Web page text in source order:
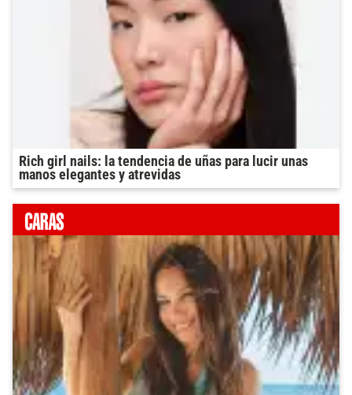
Rich girl nails: la tendencia de uñas para lucir unas
manos elegantes y atrevidas